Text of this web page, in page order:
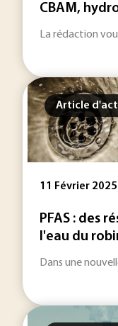
CBAM,
La rédaction
Article
11 Février 2025
PFAS : des
l'eau du
Dans une